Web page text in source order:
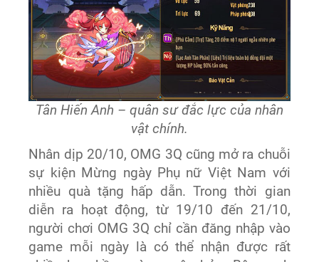
Tân Hiến Anh – quân sư đắc lực của nhân
vật chính.
Nhân dịp 20/10, OMG 3Q cũng mở ra chuỗi
sự kiện Mừng ngày Phụ nữ Việt Nam với
nhiều quà tặng hấp dẫn. Trong thời gian
diễn ra hoạt động, từ 19/10 đến 21/10,
người chơi OMG 3Q chỉ cần đăng nhập vào
game mỗi ngày là có thể nhận được rất